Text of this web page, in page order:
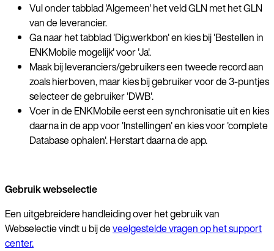
Vul onder tabblad 'Algemeen' het veld GLN met het GLN
van de leverancier.
Ga naar het tabblad 'Dig.werkbon' en kies bij 'Bestellen in
ENKMobile mogelijk' voor 'Ja'.
Maak bij leveranciers/gebruikers een tweede record aan
zoals hierboven, maar kies bij gebruiker voor de 3-puntjes
selecteer de gebruiker 'DWB'.
Voer in de ENKMobile eerst een synchronisatie uit en kies
daarna in de app voor 'Instellingen' en kies voor 'complete
Database ophalen'. Herstart daarna de app.
Gebruik webselectie
Een uitgebreidere handleiding over het gebruik van
Webselectie vindt u bij deveelgestelde vragen op het support
center.